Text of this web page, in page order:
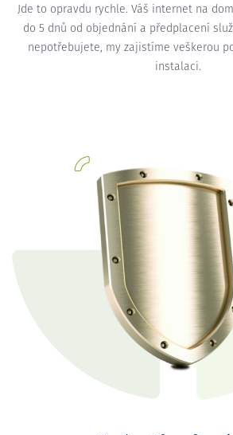
Jde to opravdu rychle. Váš internet na
do 5 dnů od objednání a předplacení
nepotřebujete, my zajistíme veškerou
instalaci.